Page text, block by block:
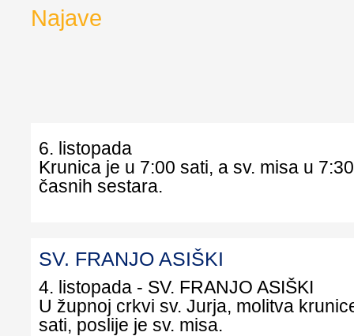
Najave
6. listopada
Krunica je u 7:00 sati, a sv. misa u
časnih sestara.
SV. FRANJO ASIŠKI
4. listopada - SV. FRANJO ASIŠKI
U župnoj crkvi sv. Jurja, molitva
sati, poslije je sv. misa.